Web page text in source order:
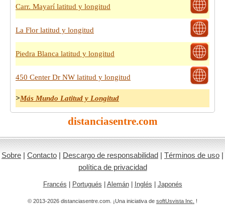
Carr. Mayarí latitud y longitud
La Flor latitud y longitud
Piedra Blanca latitud y longitud
450 Center Dr NW latitud y longitud
>Más Mundo Latitud y Longitud
distanciasentre.com
Sobre | Contacto | Descargo de responsabilidad | Términos de uso |
política de privacidad
Francés Portugués Alemán| Inglés Japonés
© 2013-2026 distanciasentre.com. ¡Una iniciativa de softUsvista Inc. !